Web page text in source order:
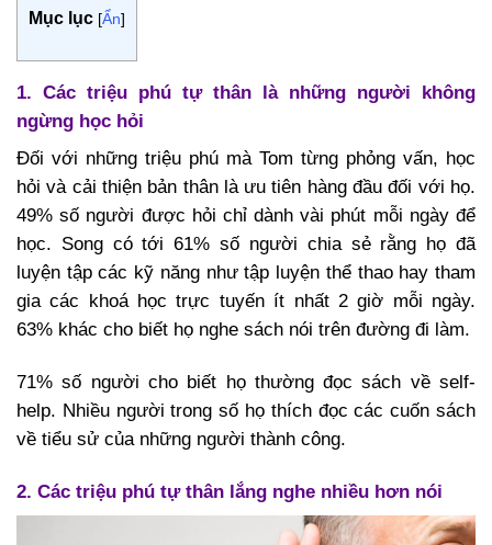
Mục lục [Ẩn]
1. Các triệu phú tự thân là những người không
ngừng học hỏi
Đối với những triệu phú mà Tom từng phỏng vấn, học
hỏi và cải thiện bản thân là ưu tiên hàng đầu đối với họ.
49% số người được hỏi chỉ dành vài phút mỗi ngày để
học. Song có tới 61% số người chia sẻ rằng họ đã
luyện tập các kỹ năng như tập luyện thể thao hay tham
gia các khoá học trực tuyến ít nhất 2 giờ mỗi ngày.
63% khác cho biết họ nghe sách nói trên đường đi làm.
71% số người cho biết họ thường đọc sách về self-
help. Nhiều người trong số họ thích đọc các cuốn sách
về tiểu sử của những người thành công.
2. Các triệu phú tự thân lắng nghe nhiều hơn nói